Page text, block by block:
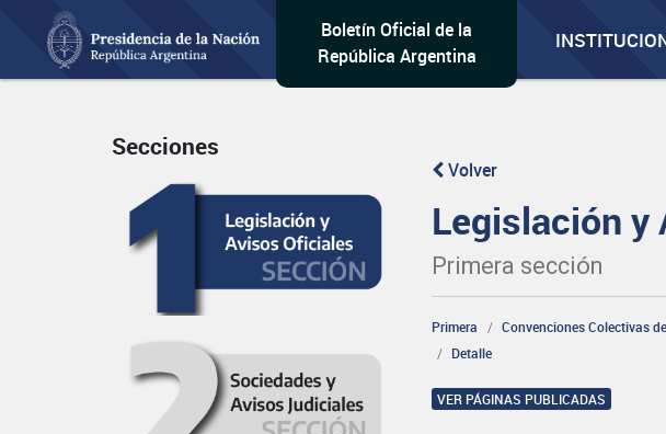
Boletín Oficial de la
República Argentina
Secciones
Volver
Legislación y
Primera sección
Primera
Convenciones Colectivas
Detalle
VER PÁGINAS PUBLICADAS